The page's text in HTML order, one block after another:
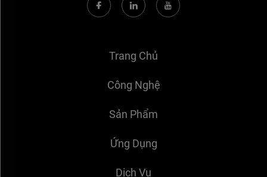
Trang Chủ
Công Nghệ
Sản Phẩm
Ứng Dụng
Dịch Vụ